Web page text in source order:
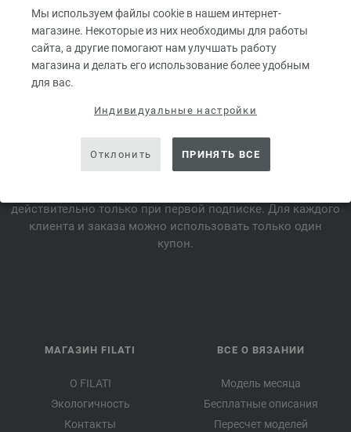
Мы используем файлы cookie в нашем интернет-
магазине. Некоторые из них необходимы для работы
сайта, а другие помогают нам улучшать работу
магазина и делать его использование более удобным
для вас.
Индивидуальные настройки
Отклонить ПРИНЯТЬ ВСЕ
ПОДПИШИТЕСЬ НА НОВОСТНУЮ РАССЫЛКУ FILATI И
ПОЛУЧИТЕ КУПОН НА 10 €.*
действителен в течение 14 дней. Минимальная сумма
действительно только при первой подписке. Для каждого
клиента и заказа можно использовать только один
купон.
МАГАЗИН FILATI
О FILATI
Экологичность
Контакты
ВСЕ О ВЯЗАНИИ
Модель месяца
Бесплатные описания
Пересчет моделей